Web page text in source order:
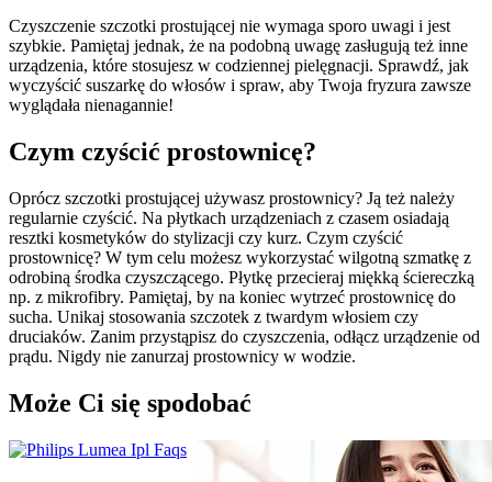
Czyszczenie szczotki prostującej nie wymaga sporo uwagi i jest
szybkie. Pamiętaj jednak, że na podobną uwagę zasługują też inne
urządzenia, które stosujesz w codziennej pielęgnacji. Sprawdź, jak
wyczyścić suszarkę do włosów i spraw, aby Twoja fryzura zawsze
wyglądała nienagannie!
Czym czyścić prostownicę?
Oprócz szczotki prostującej używasz prostownicy? Ją też należy
regularnie czyścić. Na płytkach urządzeniach z czasem osiadają
resztki kosmetyków do stylizacji czy kurz. Czym czyścić
prostownicę? W tym celu możesz wykorzystać wilgotną szmatkę z
odrobiną środka czyszczącego. Płytkę przecieraj miękką ściereczką
np. z mikrofibry. Pamiętaj, by na koniec wytrzeć prostownicę do
sucha. Unikaj stosowania szczotek z twardym włosiem czy
druciaków. Zanim przystąpisz do czyszczenia, odłącz urządzenie od
prądu. Nigdy nie zanurzaj prostownicy w wodzie.
Może Ci się spodobać